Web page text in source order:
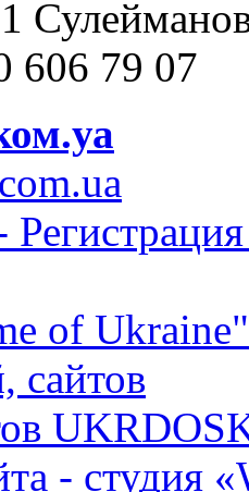
606 79 07
of
сайтов
- студия